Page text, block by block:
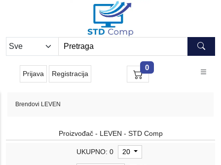
Prijava Registracija
0
Brendovi LEVEN
Proizvođač - LEVEN - STD Comp
UKUPNO: 0 20